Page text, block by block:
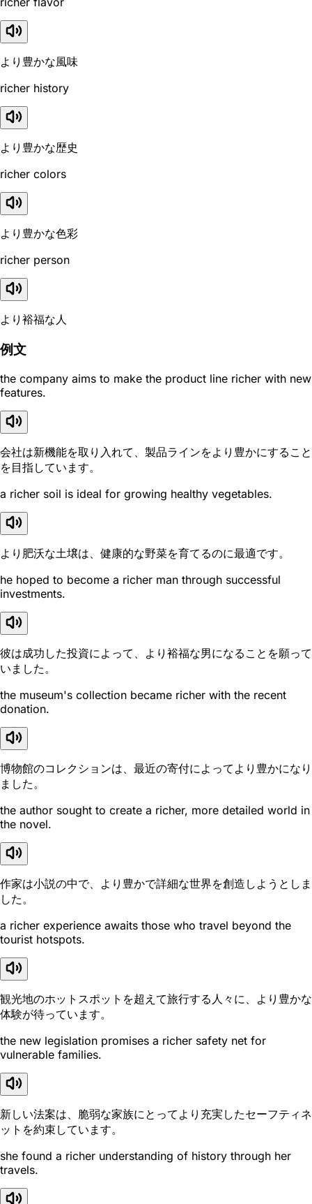
より豊かな風味
richer history
より豊かな歴史
richer colors
より豊かな色彩
richer person
より裕福な人
例文
the company aims to make the product line richer with new
features.
会社は新機能を取り入れて、製品ラインをより豊かにすること
を目指しています。
a richer soil is ideal for growing healthy vegetables.
より肥沃な土壌は、健康的な野菜を育てるのに最適です。
he hoped to become a richer man through successful
investments.
彼は成功した投資によって、より裕福な男になることを願って
いました。
the museum's collection became richer with the recent
donation.
博物館のコレクションは、最近の寄付によってより豊かになり
ました。
the author sought to create a richer, more detailed world in
the novel.
作家は小説の中で、より豊かで詳細な世界を創造しようとしま
した。
a richer experience awaits those who travel beyond the
tourist hotspots.
観光地のホットスポットを超えて旅行する人々に、より豊かな
体験が待っています。
the new legislation promises a richer safety net for
vulnerable families.
新しい法案は、脆弱な家族にとってより充実したセーフティネ
ットを約束しています。
she found a richer understanding of history through her
travels.